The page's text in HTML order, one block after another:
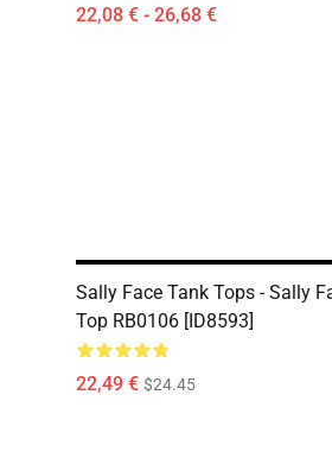
22,08 € - 26,68 €
Sally Face Tank Tops - Sally
Top RB0106 [ID8593]
22,49 € $24.45